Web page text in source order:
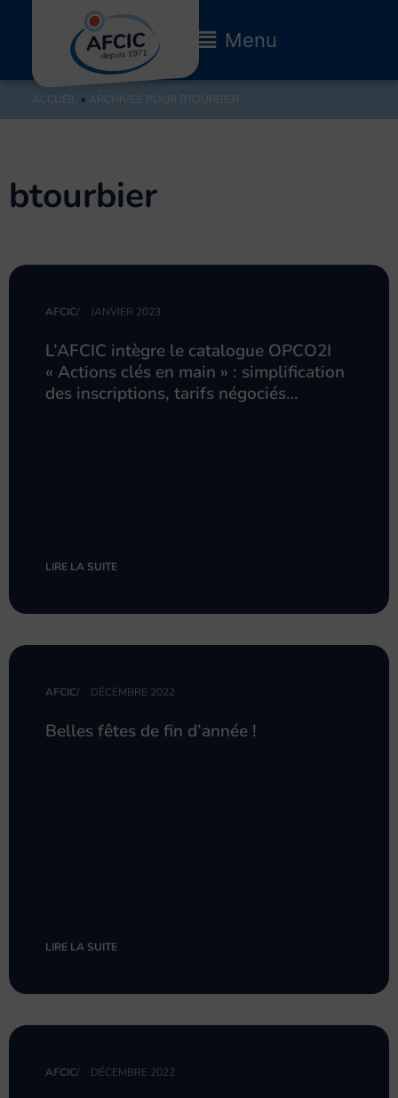
Main
Menu
Menu
ACCUEIL ● ARCHIVES POUR BTOURBIER
btourbier
AFCIC/ JANVIER 2023
L’AFCIC intègre le catalogue OPCO2I
« Actions clés en main » : simplification
des inscriptions, tarifs négociés…
LIRE LA SUITE
AFCIC/ DÉCEMBRE 2022
Belles fêtes de fin d’année !
LIRE LA SUITE
AFCIC/ DÉCEMBRE 2022